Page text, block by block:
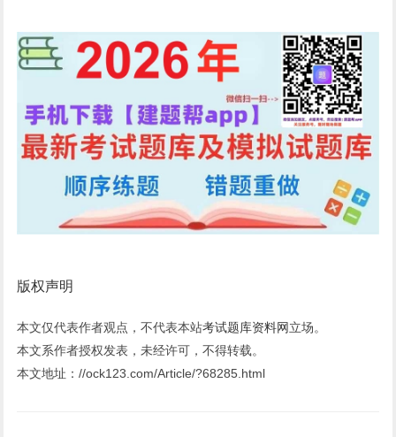
版权声明
本文仅代表作者观点，不代表本站考试题库资料网立场。
本文系作者授权发表，未经许可，不得转载。
本文地址：//ock123.com/Article/?68285.html